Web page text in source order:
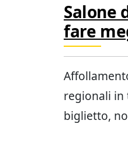
Salone
fare
regionali in
biglietto,